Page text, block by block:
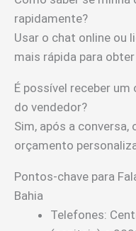
rapidamente?
Usar o chat online ou
mais rápida para
É possível receber
do vendedor?
Sim, após a conversa,
orçamento
Pontos-chave para
Bahia
Telefones: